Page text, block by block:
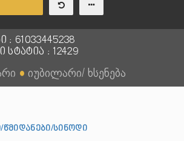
61033445238
: 12429
● იუბილარი/ ხსენება
სინოდი